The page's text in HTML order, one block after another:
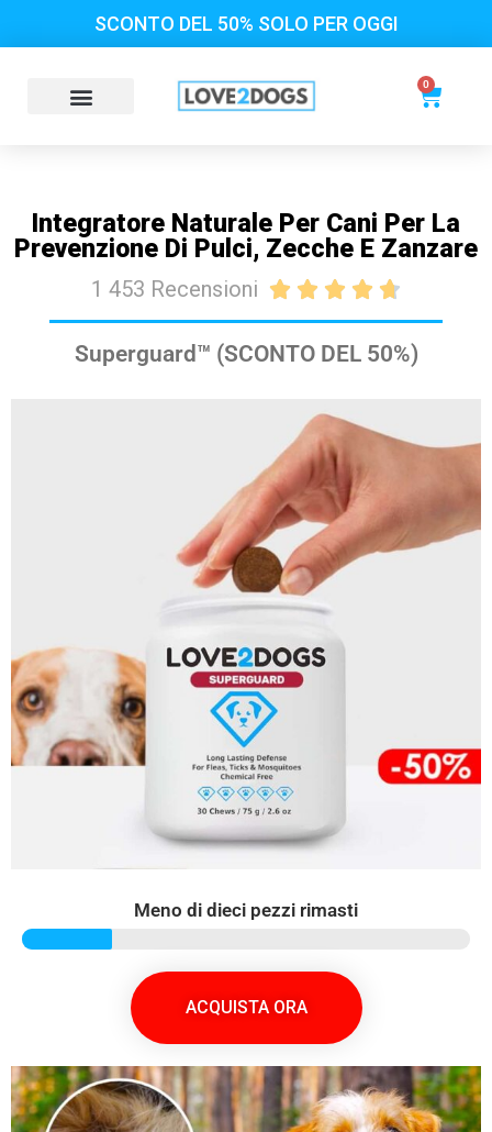
SCONTO DEL 50% SOLO PER OGGI
0
Integratore Naturale Per Cani Per La
Prevenzione Di Pulci, Zecche E Zanzare
1 453 Recensioni     
Superguard™ (SCONTO DEL 50%)
Meno di dieci pezzi rimasti
ACQUISTA ORA